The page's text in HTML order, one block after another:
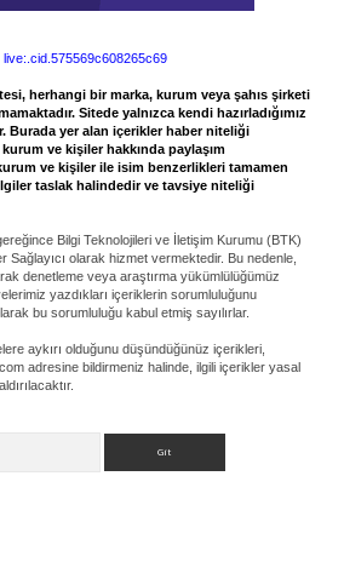
live:.cid.575569c608265c69
herhangi bir marka, kurum veya şahıs şirketi
Sitede yalnızca kendi hazırladığımız
Burada yer alan içerikler haber niteliği
ve kişiler hakkında paylaşım
ve kişiler ile isim benzerlikleri tamamen
taslak halindedir ve tavsiye niteliği
Bilgi Teknolojileri ve İletişim Kurumu (BTK)
Sağlayıcı olarak hizmet vermektedir. Bu nedenle,
denetleme veya araştırma yükümlülüğümüz
yazdıkları içeriklerin sorumluluğunu
bu sorumluluğu kabul etmiş sayılırlar.
aykırı olduğunu düşündüğünüz içerikleri,
adresine bildirmeniz halinde, ilgili içerikler yasal